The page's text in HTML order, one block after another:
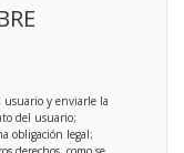
usuario y enviarle la
del usuario;
obligación legal;